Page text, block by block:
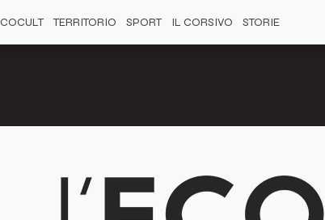
TERRITORIO SPORT IL CORSIVO STORIE